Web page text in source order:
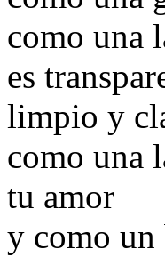
como una
es
limpio y
como una
tu amor
y como un